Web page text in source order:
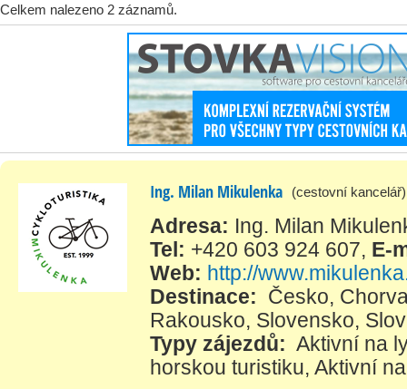
Celkem nalezeno 2 záznamů.
Ing. Milan Mikulenka (cestovní kancelář)
Adresa: Ing. Milan
Tel: +420 603 924 607, E-
Web: http://
Destinace: Česko,
Rakousko, Slovensko,
Typy zájezdů: Aktivní na
horskou turistiku, Aktivní